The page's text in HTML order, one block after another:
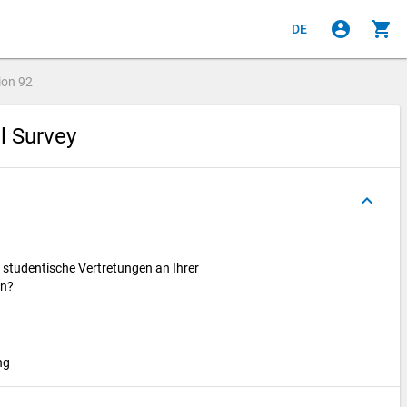
DE account_circle shopping_cart
92
Survey
keyboard_arrow_up
Vertretungen an Ihrer